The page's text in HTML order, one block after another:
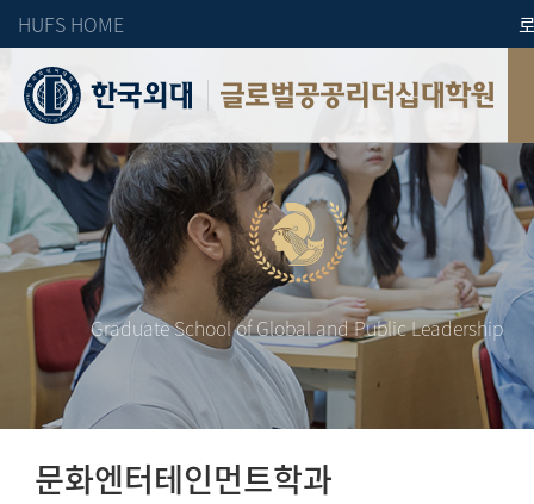
HUFS HOME
글로벌공공리더십대학원
Graduate School of Global and Public Leadership
문화엔터테인먼트학과